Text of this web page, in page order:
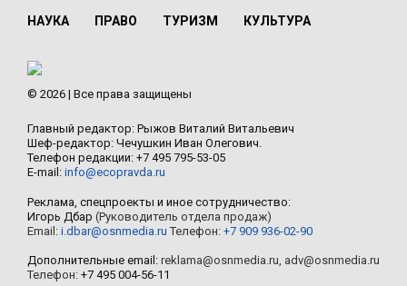
НАУКА ПРАВО ТУРИЗМ КУЛЬТУРА
© 2026 | Все права защищены
Главный редактор: Рыжов Виталий Витальевич
Шеф-редактор: Чечушкин Иван Олегович.
Телефон редакции: +7 495 795-53-05
E-mail: info@ecopravda.ru
Реклама, спецпроекты и иное сотрудничество:
Игорь Дбар (Руководитель отдела продаж)
Email: i.dbar@osnmedia.ru Телефон: +7 909 936-02-90
Дополнительные email: reklama@osnmedia.ru, adv@osnmedia.ru
Телефон: +7 495 004-56-11